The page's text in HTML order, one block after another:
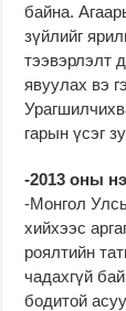
байна.
зүйлийг
тээвэрлэлт
явуулах вэ
гарын үсэг
-2013 оны
-Монгол
хийхээс
роялтийн
чадахгүй
бодитой